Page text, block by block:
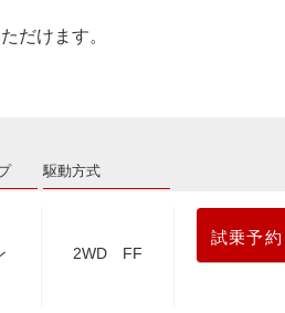
だけます。
駆動方式
2WD FF
試乗予約